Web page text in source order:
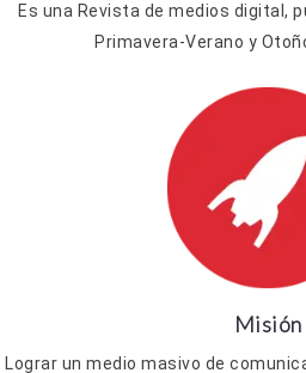
Es una Revista de medios digital,
Primavera-Verano y
Misión
Lograr un medio masivo de